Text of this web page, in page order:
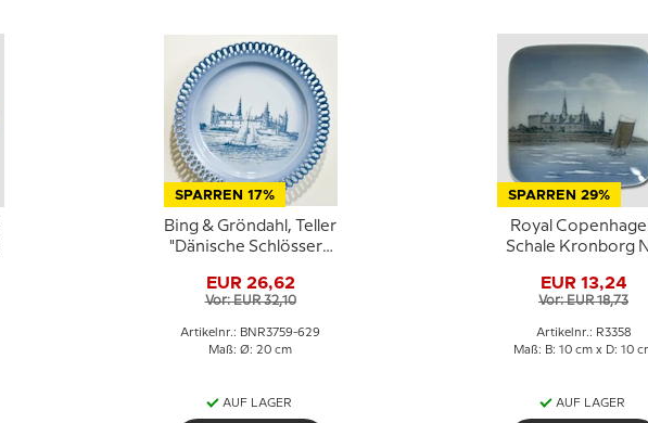
SPARREN 17%
Bing & Gröndahl, Teller
"Dänische Schlösser",
EUR 26,62
Vor: EUR 32,10
Artikelnr.: BNR3759-629
Maß: Ø: 20 cm
AUF LAGER
SPARREN 29%
Royal
Schale Kronborg
EUR 13,24
Vor: EUR 18,73
Artikelnr.: R3358
Maß: B: 10 cm x D: 10
AUF LAGER